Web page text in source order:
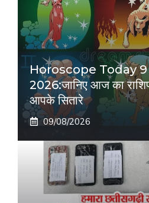
Horoscope Today
2026:जानिए आज का
आपके सितारे
09/08/2026